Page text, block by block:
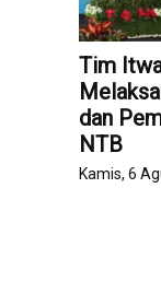
Tim
dan
NTB
Kamis, 6